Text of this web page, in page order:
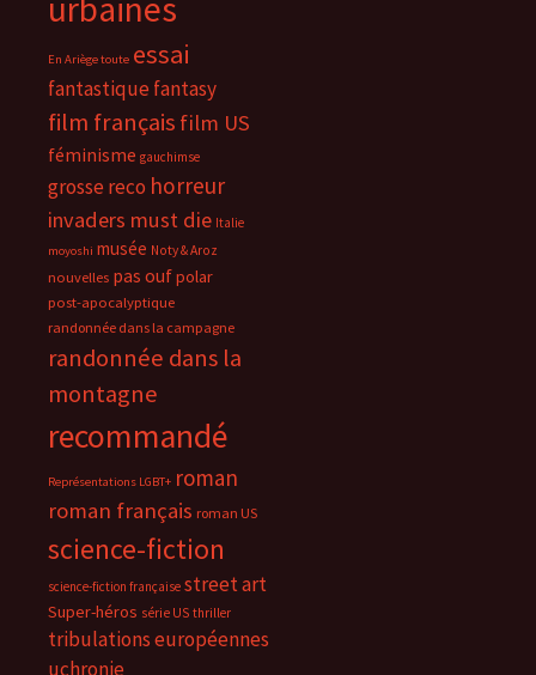
urbaines
En Ariège toute essai
fantastiquefantasy
film français film US
féminisme gauchimse
grosse reco horreur
invaders must die Italie
moyoshi musée Noty & Aroz
nouvelles pas oufpolar
post-apocalyptique
randonnée dans la campagne
randonnée dans la
montagne
recommandé
Représentations LGBT+ roman
roman français roman US
science-fiction
science-fiction française street art
Super-héros série US thriller
tribulations européennes
uchronie